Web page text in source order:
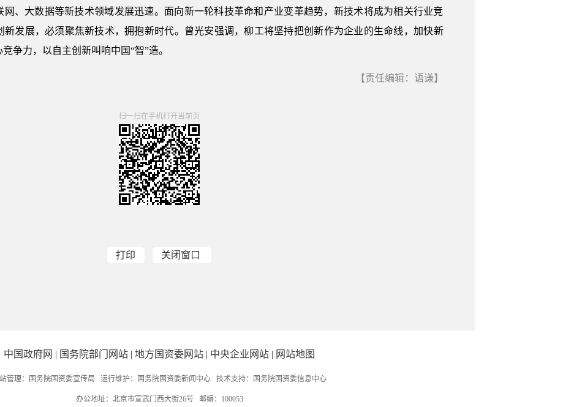
网、大数据等新技术领域发展迅速。面向新一轮科技革命和产业变革趋势，新技术将成为相关行业竞
新发展，必须聚焦新技术，拥抱新时代。曾光安强调，柳工将坚持把创新作为企业的生命线，加快新
争力，以自主创新叫响中国“智”造。
【责任编辑：语谦】
扫一扫在手机打开当前页
打印 关闭窗口